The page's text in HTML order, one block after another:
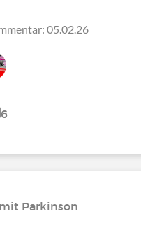
05.02.26
6
Parkinson